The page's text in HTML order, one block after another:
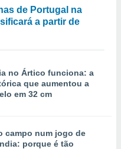
de Portugal na
a partir de
no Ártico funciona: a
que aumentou a
em 32 cm
campo num jogo de
porque é tão